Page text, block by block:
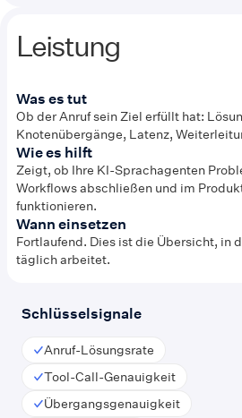
Leistung
Was es tut
Ob der Anruf sein Ziel erfüllt hat:
Knotenübergänge, Latenz,
Wie es hilft
Zeigt, ob Ihre KI-Sprachagenten
Workflows abschließen und im
funktionieren.
Wann einsetzen
Fortlaufend. Dies ist die Übersicht, in
täglich arbeitet.
Schlüsselsignale
Anruf-Lösungsrate
Tool-Call-Genauigkeit
Übergangsgenauigkeit